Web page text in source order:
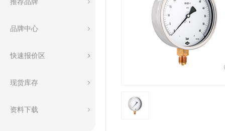
品牌中心
快速报价区
现货库存
资料下载